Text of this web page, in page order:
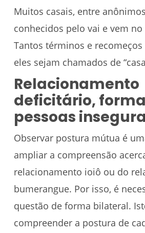
Muitos casais, entre
conhecidos pelo vai e vem
Tantos términos e
eles sejam chamados de
Relacionamento
deficitário,
pessoas
Observar postura mútua é
ampliar a compreensão
relacionamento ioiô ou do
bumerangue. Por isso, é
questão de forma bilateral.
compreender a postura de